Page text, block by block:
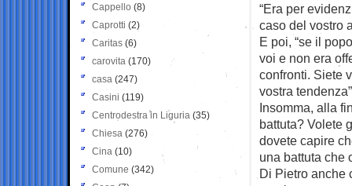
“Era per
caso del vostro
E poi, “se il
voi e non era
confronti. Siete
vostra
Insomma, alla
battuta? Volete
dovete capire
una battuta che
Di Pietro anche
Cappello (8)
Caprotti (2)
Caritas (6)
carovita (170)
casa (247)
Casini (119)
Centrodestra in Liguria (35)
Chiesa (276)
Cina (10)
Comune (342)